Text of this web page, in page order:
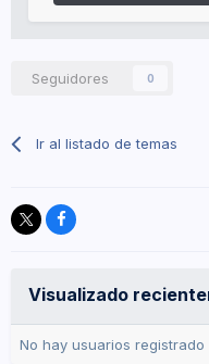
Seguidores 0
Ir al listado de temas
Visualizado
No hay usuarios